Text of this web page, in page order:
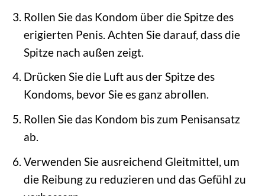
Rollen Sie das Kondom über die Spitze des
erigierten Penis. Achten Sie darauf, dass die
Spitze nach außen zeigt.
Drücken Sie die Luft aus der Spitze des
Kondoms, bevor Sie es ganz abrollen.
Rollen Sie das Kondom bis zum Penisansatz
ab.
Verwenden Sie ausreichend Gleitmittel, um
die Reibung zu reduzieren und das Gefühl zu